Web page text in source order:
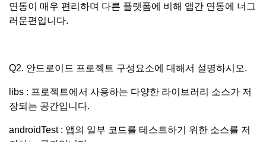
연동이 매우 편리하며 다른 플랫폼에 비해 앱간 연동에 너그
러운편입니다.
Q2. 안드로이드 프로젝트 구성요소에 대해서 설명하시오.
libs : 프로젝트에서 사용하는 다양한 라이브러리 소스가 저
장되는 공간입니다.
androidTest : 앱의 일부 코드를 테스트하기 위한 소스를 저